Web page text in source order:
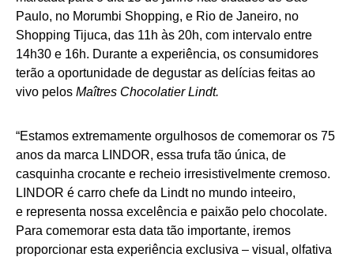
Paulo, no Morumbi Shopping, e Rio de Janeiro, no
Shopping Tijuca, das 11h às 20h, com intervalo entre
14h30 e 16h. Durante a experiência, os consumidores
terão a oportunidade de degustar as delícias feitas ao
vivo pelos Maîtres Chocolatier Lindt.
“Estamos extremamente orgulhosos de comemorar os 75
anos da marca LINDOR, essa trufa tão única, de
casquinha crocante e recheio irresistivelmente cremoso.
LINDOR é carro chefe da Lindt no mundo inteeiro,
e representa nossa excelência e paixão pelo chocolate.
Para comemorar esta data tão importante, iremos
proporcionar esta experiência exclusiva – visual, olfativa